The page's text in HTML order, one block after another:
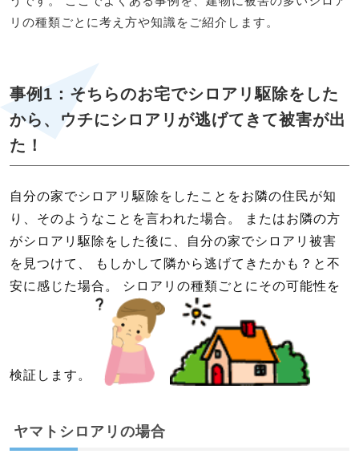
リの種類ごとに考え方や知識をご紹介します。
事例1：そちらのお宅でシロアリ駆除をした
から、ウチにシロアリが逃げてきて被害が出
た！
自分の家でシロアリ駆除をしたことをお隣の住民が知
り、そのようなことを言われた場合。 またはお隣の方
がシロアリ駆除をした後に、自分の家でシロアリ被害
を見つけて、 もしかして隣から逃げてきたかも？と不
安に感じた場合。 シロアリの種類ごとにその可能性を
検証します。
ヤマトシロアリの場合